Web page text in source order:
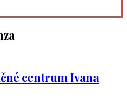
centrum Ivana